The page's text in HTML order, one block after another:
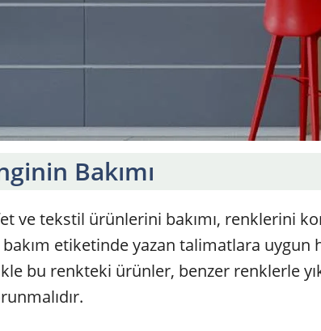
Bakımı
ve tekstil ürünlerini bakımı, renklerini
etiketinde yazan talimatlara uygun
bu renkteki ürünler, benzer renklerle